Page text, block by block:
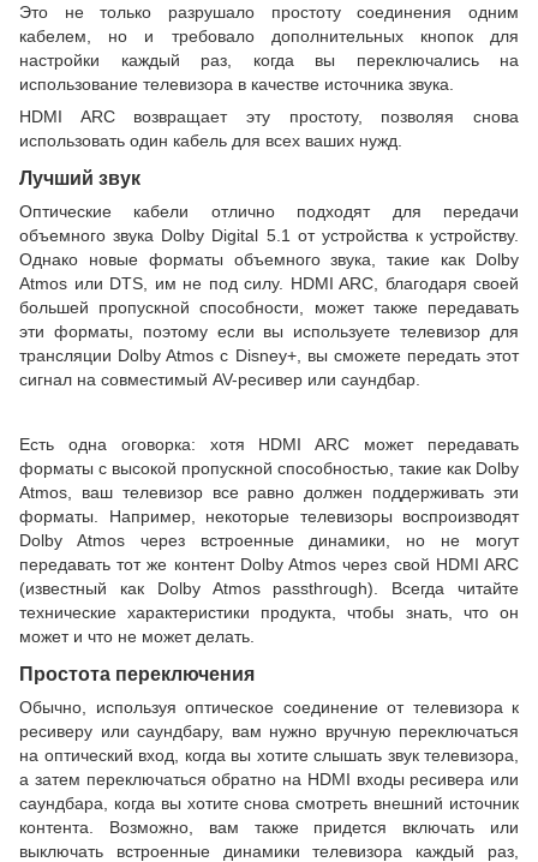
Это не только разрушало простоту соединения одним
кабелем, но и требовало дополнительных кнопок для
настройки каждый раз, когда вы переключались на
использование телевизора в качестве источника звука.
HDMI ARC возвращает эту простоту, позволяя снова
использовать один кабель для всех ваших нужд.
Лучший звук
Оптические кабели отлично подходят для передачи
объемного звука Dolby Digital 5.1 от устройства к устройству.
Однако новые форматы объемного звука, такие как Dolby
Atmos или DTS, им не под силу. HDMI ARC, благодаря своей
большей пропускной способности, может также передавать
эти форматы, поэтому если вы используете телевизор для
трансляции Dolby Atmos с Disney+, вы сможете передать этот
сигнал на совместимый AV-ресивер или саундбар.
Есть одна оговорка: хотя HDMI ARC может передавать
форматы с высокой пропускной способностью, такие как Dolby
Atmos, ваш телевизор все равно должен поддерживать эти
форматы. Например, некоторые телевизоры воспроизводят
Dolby Atmos через встроенные динамики, но не могут
передавать тот же контент Dolby Atmos через свой HDMI ARC
(известный как Dolby Atmos passthrough). Всегда читайте
технические характеристики продукта, чтобы знать, что он
может и что не может делать.
Простота переключения
Обычно, используя оптическое соединение от телевизора к
ресиверу или саундбару, вам нужно вручную переключаться
на оптический вход, когда вы хотите слышать звук телевизора,
а затем переключаться обратно на HDMI входы ресивера или
саундбара, когда вы хотите снова смотреть внешний источник
контента. Возможно, вам также придется включать или
выключать встроенные динамики телевизора каждый раз,